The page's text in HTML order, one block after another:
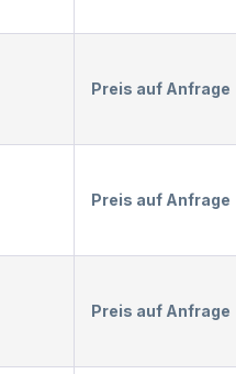
Preis auf Anfrage
Preis auf Anfrage
Preis auf Anfrage